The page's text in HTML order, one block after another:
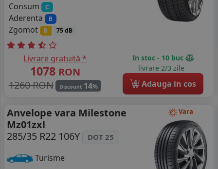
Consum
C
Aderenta B
Zgomot B 75 dB
Livrare gratuită *
1078 RON
1260 RON
Discount 14%
In stoc - 10 buc
livrare 2/3 zile
4 Adauga in cos
Vara
Anvelope vara Milestone
Mz01zxl
285/35 R22 106Y
DOT 25
Turisme